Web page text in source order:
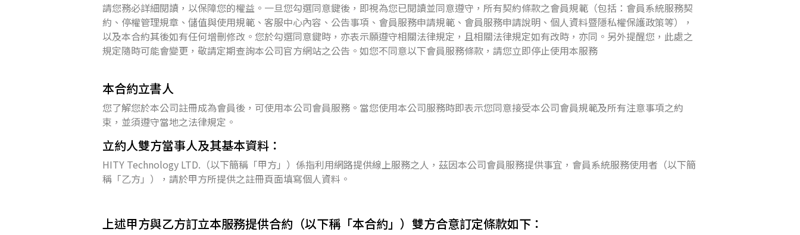
請您務必詳細閱讀，以保障您的權益。一旦您勾選同意鍵後，即視為您已閱讀並同意遵守，所有契約條款之會員規範（包括：會員系統服務契
約、停權管理規章、儲值與使用規範、客服中心內容、公告事項、會員服務申請規範、會員服務申請說明、個人資料暨隱私權保護政策等），
以及本合約其後如有任何增刪修改。您於勾選同意鍵時，亦表示願遵守相關法律規定，且相關法律規定如有改時，亦同。另外提醒您，此處之
規定隨時可能會變更，敬請定期查詢本公司官方網站之公告。如您不同意以下會員服務條款，請您立即停止使用本服務
本合約立書人
您了解您於本公司註冊成為會員後，可使用本公司會員服務。當您使用本公司服務時即表示您同意接受本公司會員規範及所有注意事項之約
束，並須遵守當地之法律規定。
立約人雙方當事人及其基本資料：
HITY Technology LTD.（以下簡稱「甲方」）係指利用網路提供線上服務之人，茲因本公司會員服務提供事宜，會員系統服務使用者（以下簡
稱「乙方」），請於甲方所提供之註冊頁面填寫個人資料。
上述甲方與乙方訂立本服務提供合約（以下稱「本合約」）雙方合意訂定條款如下：